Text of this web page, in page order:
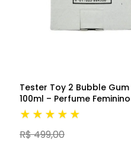
Tester Toy 2 Bubble
100ml – Perfume Feminino
★★★★★
R$ 499,00